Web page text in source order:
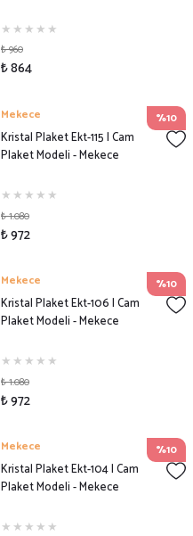
₺ 960
₺ 864
%10
Mekece
Kristal Plaket Ekt-115 | Cam
Plaket Modeli - Mekece
₺ 1.080
₺ 972
%10
Mekece
Kristal Plaket Ekt-106 | Cam
Plaket Modeli - Mekece
₺ 1.080
₺ 972
%10
Mekece
Kristal Plaket Ekt-104 | Cam
Plaket Modeli - Mekece